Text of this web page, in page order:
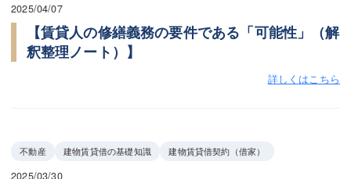
2025/04/07
【賃貸人の修繕義務の要件である「可能性」（解
釈整理ノート）】
詳しくはこちら
不動産 建物賃貸借の基礎知識 建物賃貸借契約（借家）